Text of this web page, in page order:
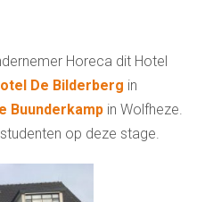
Horeca dit Hotel
De Bilderberg in
Buunderkamp in Wolfheze.
op deze stage.